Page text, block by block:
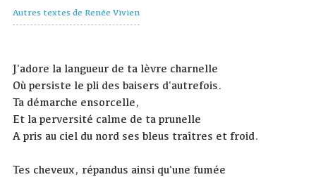
Autres textes de Renée Vivien
J'adore la langueur de ta lèvre charnelle
Où persiste le pli des baisers d'autrefois.
Ta démarche ensorcelle,
Et la perversité calme de ta prunelle
A pris au ciel du nord ses bleus traîtres et froid.
Tes cheveux, répandus ainsi qu'une fumée